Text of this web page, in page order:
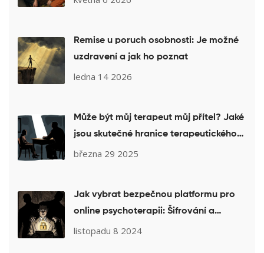
Remise u poruch osobnosti: Je možné
uzdravení a jak ho poznat
ledna 14 2026
Může být můj terapeut můj přítel? Jaké
jsou skutečné hranice terapeutického
vztahu
března 29 2025
Jak vybrat bezpečnou platformu pro
online psychoterapii: Šifrování a
soukromí
listopadu 8 2024